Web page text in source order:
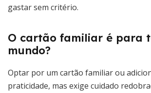
gastar sem critério.
O cartão familiar é para
mundo?
Optar por um cartão familiar ou
praticidade, mas exige cuidado